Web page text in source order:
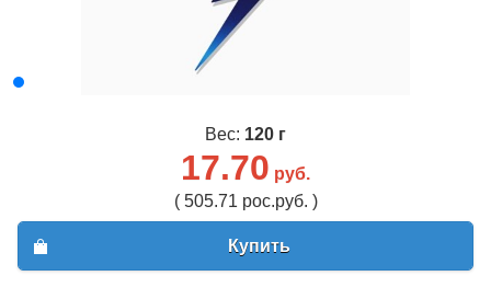
Вес: 120 г
17.70 руб.
( 505.71 рос.руб. )
Купить